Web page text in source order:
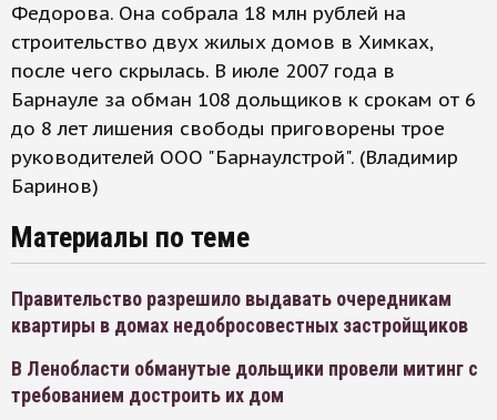
Федорова. Она собрала 18 млн рублей на
строительство двух жилых домов в Химках,
после чего скрылась. В июле 2007 года в
Барнауле за обман 108 дольщиков к срокам от 6
до 8 лет лишения свободы приговорены трое
руководителей ООО "Барнаулстрой". (Владимир
Баринов)
Материалы по теме
Правительство разрешило выдавать очередникам
квартиры в домах недобросовестных застройщиков
В Ленобласти обманутые дольщики провели митинг с
требованием достроить их дом